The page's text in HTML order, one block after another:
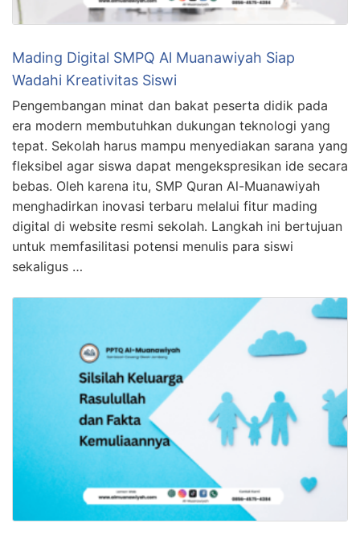
Mading Digital SMPQ Al Muanawiyah Siap
Wadahi Kreativitas Siswi
Pengembangan minat dan bakat peserta didik pada
era modern membutuhkan dukungan teknologi yang
tepat. Sekolah harus mampu menyediakan sarana yang
fleksibel agar siswa dapat mengekspresikan ide secara
bebas. Oleh karena itu, SMP Quran Al-Muanawiyah
menghadirkan inovasi terbaru melalui fitur mading
digital di website resmi sekolah. Langkah ini bertujuan
untuk memfasilitasi potensi menulis para siswi
sekaligus …